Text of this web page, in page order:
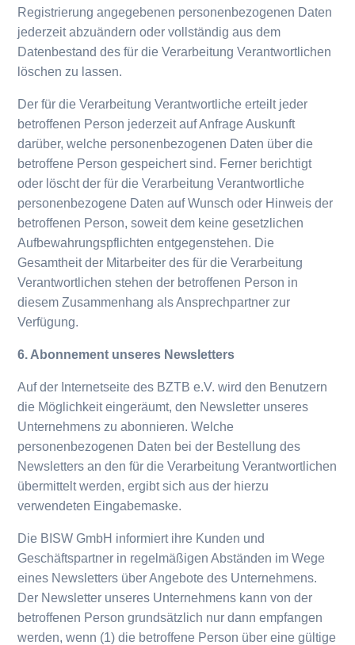
Registrierung angegebenen personenbezogenen Daten
jederzeit abzuändern oder vollständig aus dem
Datenbestand des für die Verarbeitung Verantwortlichen
löschen zu lassen.
Der für die Verarbeitung Verantwortliche erteilt jeder
betroffenen Person jederzeit auf Anfrage Auskunft
darüber, welche personenbezogenen Daten über die
betroffene Person gespeichert sind. Ferner berichtigt
oder löscht der für die Verarbeitung Verantwortliche
personenbezogene Daten auf Wunsch oder Hinweis der
betroffenen Person, soweit dem keine gesetzlichen
Aufbewahrungspflichten entgegenstehen. Die
Gesamtheit der Mitarbeiter des für die Verarbeitung
Verantwortlichen stehen der betroffenen Person in
diesem Zusammenhang als Ansprechpartner zur
Verfügung.
6. Abonnement unseres Newsletters
Auf der Internetseite des BZTB e.V. wird den Benutzern
die Möglichkeit eingeräumt, den Newsletter unseres
Unternehmens zu abonnieren. Welche
personenbezogenen Daten bei der Bestellung des
Newsletters an den für die Verarbeitung Verantwortlichen
übermittelt werden, ergibt sich aus der hierzu
verwendeten Eingabemaske.
Die BISW GmbH informiert ihre Kunden und
Geschäftspartner in regelmäßigen Abständen im Wege
eines Newsletters über Angebote des Unternehmens.
Der Newsletter unseres Unternehmens kann von der
betroffenen Person grundsätzlich nur dann empfangen
werden, wenn (1) die betroffene Person über eine gültige